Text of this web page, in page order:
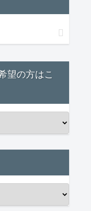
望の方はこ